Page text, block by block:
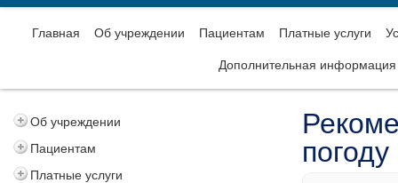
Главная Об учреждении Пациентам Платные услуги
Дополнительная информация
Об учреждении
Пациентам
Платные услуги
погоду